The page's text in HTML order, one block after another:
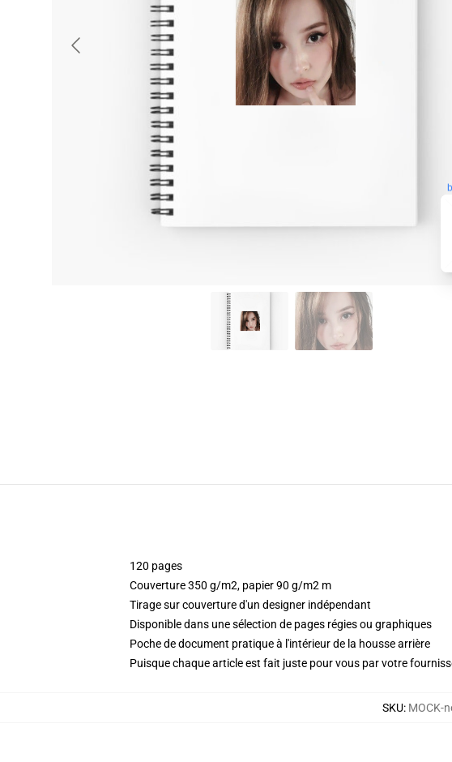
120 pages
Couverture 350 g/m2, papier 90 g/m2 m
Tirage sur couverture d'un designer indépendant
Disponible dans une sélection de pages régies ou graphiques
Poche de document pratique à l'intérieur de la housse arrière
Puisque chaque article est fait juste pour vous par votre
SKU: MOCK-